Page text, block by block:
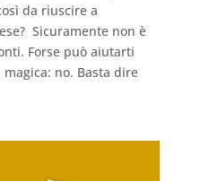
da riuscire a
Sicuramente non è
Forse può aiutarti
no. Basta dire